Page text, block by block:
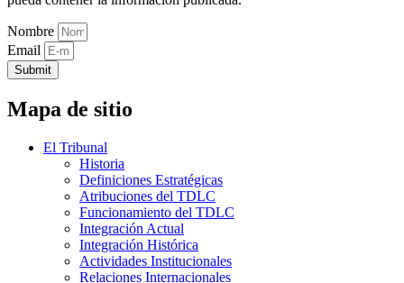
Nombre
Email
Submit
Mapa de sitio
El Tribunal
Historia
Definiciones Estratégicas
Atribuciones del TDLC
Funcionamiento del TDLC
Integración Actual
Integración Histórica
Actividades Institucionales
Relaciones Internacionales